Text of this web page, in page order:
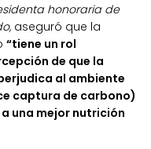
honoraria de
aseguró que la
“tiene un rol
de que la
al ambiente
captura de carbono)
una mejor nutrición